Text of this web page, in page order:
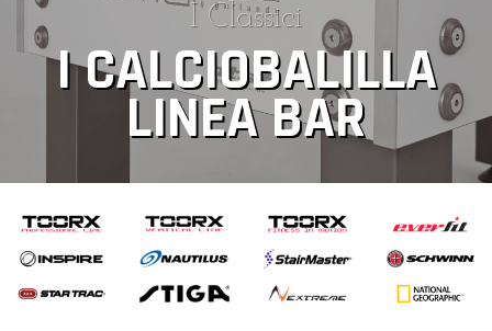
I Classici
I CALCIOBALILLA
LINEA BAR